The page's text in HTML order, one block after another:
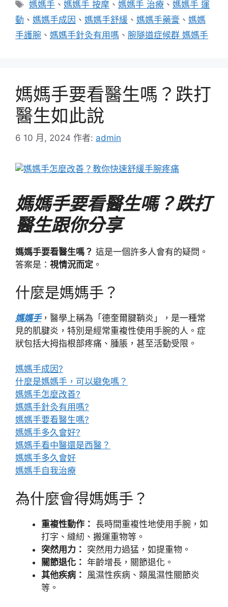
標
籤
媽媽手 、媽媽手 按摩 、媽媽手 治療 、媽媽手 運
動 、 媽媽手成因 、 媽媽手舒緩 、 媽媽手藥膏 、 媽媽
手護腕 、 媽媽手針灸有用嗎 、 腕隧道症候群 媽媽手
媽媽手要看醫生嗎？跌打
醫生如此說
6 10 月, 2024 作者: admin
媽媽手要看醫生嗎？跌打
醫生跟你分享
媽媽手要看醫生嗎？ 這是一個許多人會有的疑問。
答案是： 視情況而定 。
什麼是媽媽手？
媽媽手，醫學上稱為「德奎爾腱鞘炎」，是一種常
見的肌腱炎，特別是經常重複性使用手腕的人。症
狀包括大拇指根部疼痛、腫脹，甚至活動受限。
媽媽手成因?
什麼是媽媽手，可以避免嗎？
媽媽手怎麼改善?
媽媽手針灸有用嗎?
媽媽手要看醫生嗎?
媽媽手多久會好?
媽媽手看中醫還是西醫？
媽媽手多久會好
媽媽手自我治療
為什麼會得媽媽手？
重複性動作： 長時間重複性地使用手腕，如
打字、縫紉、搬運重物等。
突然用力： 突然用力過猛，如提重物。
關節退化： 年齡增長，關節退化。
其他疾病： 風濕性疾病、類風濕性關節炎
等。